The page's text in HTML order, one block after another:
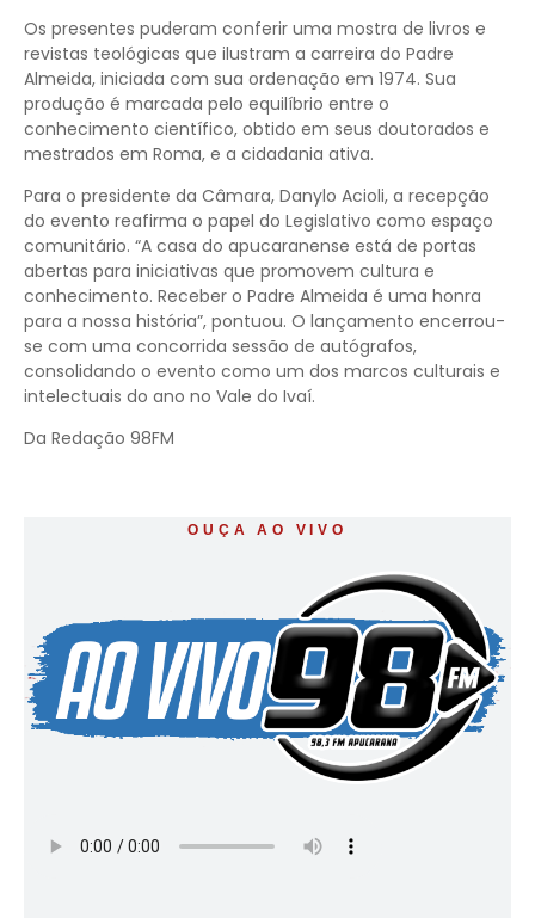
Os presentes puderam conferir uma mostra de livros e
revistas teológicas que ilustram a carreira do Padre
Almeida, iniciada com sua ordenação em 1974. Sua
produção é marcada pelo equilíbrio entre o
conhecimento científico, obtido em seus doutorados e
mestrados em Roma, e a cidadania ativa.
Para o presidente da Câmara, Danylo Acioli, a recepção
do evento reafirma o papel do Legislativo como espaço
comunitário. “A casa do apucaranense está de portas
abertas para iniciativas que promovem cultura e
conhecimento. Receber o Padre Almeida é uma honra
para a nossa história”, pontuou. O lançamento encerrou-
se com uma concorrida sessão de autógrafos,
consolidando o evento como um dos marcos culturais e
intelectuais do ano no Vale do Ivaí.
Da Redação 98FM
OUÇA AO VIVO